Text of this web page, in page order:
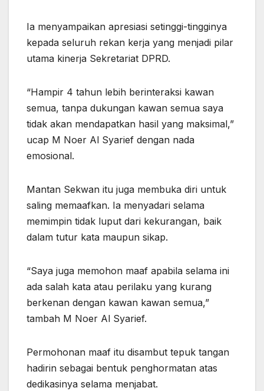
Ia menyampaikan apresiasi setinggi-tingginya
kepada seluruh rekan kerja yang menjadi pilar
utama kinerja Sekretariat DPRD.
“Hampir 4 tahun lebih berinteraksi kawan
semua, tanpa dukungan kawan semua saya
tidak akan mendapatkan hasil yang maksimal,”
ucap M Noer Al Syarief dengan nada
emosional.
Mantan Sekwan itu juga membuka diri untuk
saling memaafkan. Ia menyadari selama
memimpin tidak luput dari kekurangan, baik
dalam tutur kata maupun sikap.
“Saya juga memohon maaf apabila selama ini
ada salah kata atau perilaku yang kurang
berkenan dengan kawan kawan semua,”
tambah M Noer Al Syarief.
Permohonan maaf itu disambut tepuk tangan
hadirin sebagai bentuk penghormatan atas
dedikasinya selama menjabat.